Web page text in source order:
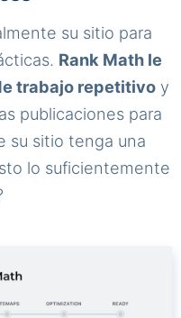
su sitio para
Rank Math le
trabajo repetitivoy
publicaciones para
su sitio tenga una
lo suficientemente